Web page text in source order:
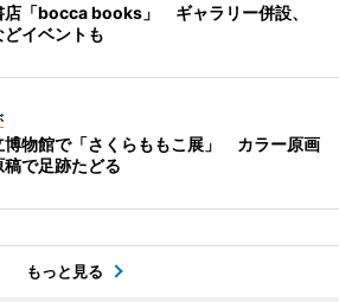
店「bocca books」 ギャラリー併設、
イベントも
博物館で「さくらももこ展」 カラー原画
で足跡たどる
もっと見る